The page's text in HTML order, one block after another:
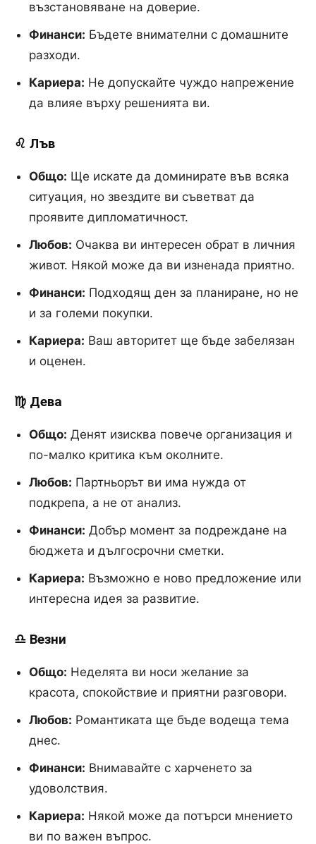
възстановяване на доверие.
Финанси: Бъдете внимателни с домашните
разходи.
Кариера: Не допускайте чуждо напрежение
да влияе върху решенията ви.
♌ Лъв
Общо: Ще искате да доминирате във всяка
ситуация, но звездите ви съветват да
проявите дипломатичност.
Любов: Очаква ви интересен обрат в личния
живот. Някой може да ви изненада приятно.
Финанси: Подходящ ден за планиране, но не
и за големи покупки.
Кариера: Ваш авторитет ще бъде забелязан
и оценен.
♍ Дева
Общо: Денят изисква повече организация и
по-малко критика към околните.
Любов: Партньорът ви има нужда от
подкрепа, а не от анализ.
Финанси: Добър момент за подреждане на
бюджета и дългосрочни сметки.
Кариера: Възможно е ново предложение или
интересна идея за развитие.
♎ Везни
Общо: Неделята ви носи желание за
красота, спокойствие и приятни разговори.
Любов: Романтиката ще бъде водеща тема
днес.
Финанси: Внимавайте с харченето за
удоволствия.
Кариера: Някой може да потърси мнението
ви по важен въпрос.